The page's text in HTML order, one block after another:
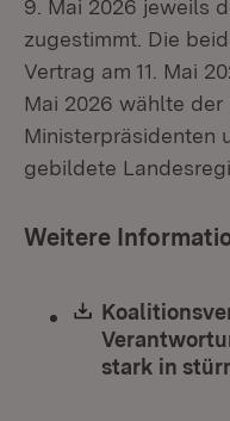
9. Mai 2026 jeweils
zugestimmt. Die
Vertrag am 11. Mai
Mai 2026 wählte
Ministerpräsidenten
gebildete
Weitere
Download:
stark in